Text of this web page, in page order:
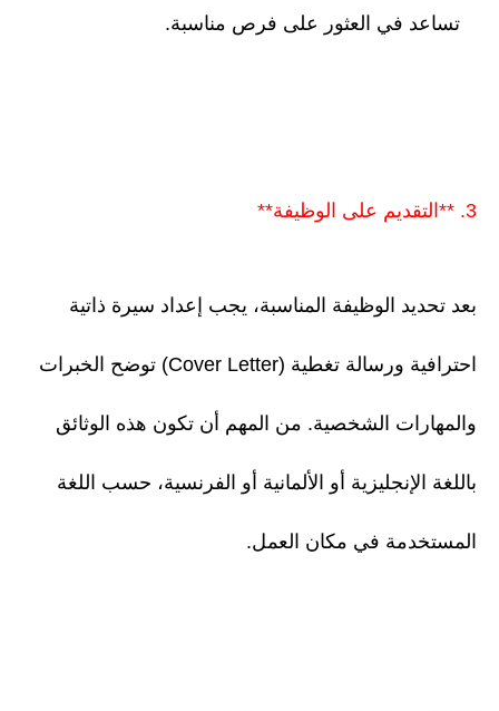
تساعد في العثور على فرص مناسبة.
3. **التقديم على الوظيفة**
بعد تحديد الوظيفة المناسبة، يجب إعداد سيرة ذاتية
احترافية ورسالة تغطية (Cover Letter) توضح الخبرات
والمهارات الشخصية. من المهم أن تكون هذه الوثائق
باللغة الإنجليزية أو الألمانية أو الفرنسية، حسب اللغة
المستخدمة في مكان العمل.